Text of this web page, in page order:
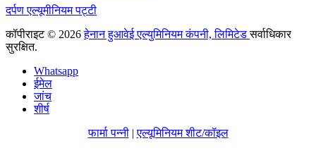
दर्पण एल्यूमीनियम पट्टी
कॉपीराइट © 2026 हेनान हुआवेई एल्युमिनियम कंपनी, लिमिटेडसर्वाधिकार
सुरक्षित.
Whatsapp
ईमेल
जांच
शीर्ष
फार्मा पन्नी|एल्यूमिनियम शीट/कॉइल